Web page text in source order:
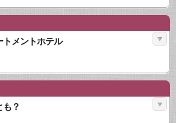
メントホテル
？